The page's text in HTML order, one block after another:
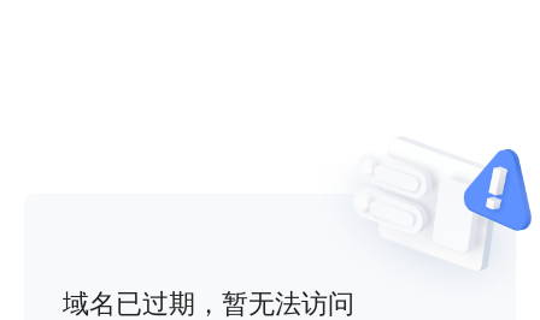
域名已过期，暂无法访问